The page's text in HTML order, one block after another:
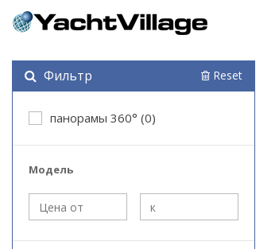
Фильтр Reset
панорамы 360° (0)
Модель